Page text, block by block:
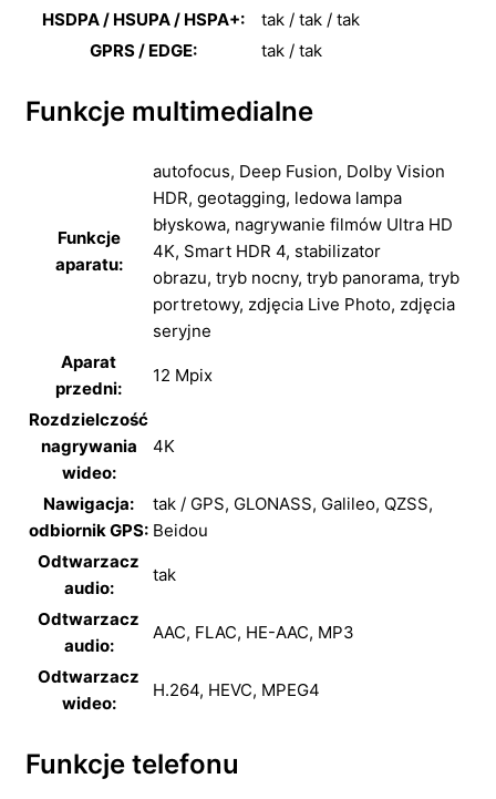
HSDPA / HSUPA / HSPA+:
tak / tak / tak
GPRS / EDGE:
tak / tak
Funkcje multimedialne
Funkcje
aparatu:
autofocus, Deep Fusion, Dolby Vision
HDR, geotagging, ledowa lampa
błyskowa, nagrywanie filmów Ultra HD
4K, Smart HDR 4, stabilizator
obrazu, tryb nocny, tryb panorama, tryb
portretowy, zdjęcia Live Photo, zdjęcia
seryjne
Aparat
przedni:
12 Mpix
Rozdzielczość
nagrywania
wideo:
4K
Nawigacja:
odbiornik GPS:
tak / GPS, GLONASS, Galileo, QZSS,
Beidou
Odtwarzacz
audio:
tak
Odtwarzacz
audio:
AAC, FLAC, HE-AAC, MP3
Odtwarzacz
wideo:
H.264, HEVC, MPEG4
Funkcje telefonu